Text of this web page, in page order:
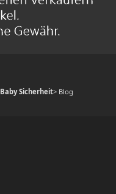
Baby Sicherheit> Blog